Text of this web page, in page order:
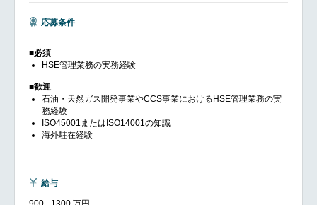
応募条件
■必須
HSE管理業務の実務経験
■歓迎
石油・天然ガス開発事業やCCS事業におけるHSE管理業務の実
務経験
ISO45001またはISO14001の知識
海外駐在経験
給与